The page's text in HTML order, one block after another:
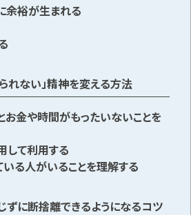
余裕が生まれる
れない」精神を変える方法
お金や時間がもったいないことを
して利用する
る人がいることを理解する
ずに断捨離できるようになるコツ